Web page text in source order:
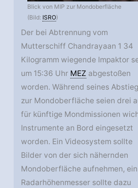
Blick von MIP zur Mondoberfläche
(Bild: ISRO)
Der bei Abtrennung vom
Mutterschiff Chandrayaan 1 34
Kilogramm wiegende Impaktor
um 15:36 Uhr MEZ abgestoßen
worden. Während seines
zur Mondoberfläche seien drei
für künftige Mondmissionen
Instrumente an Bord eingesetzt
worden. Ein Videosystem sollte
Bilder von der sich nähernden
Mondoberfläche aufnehmen, ein
Radarhöhenmesser sollte dazu